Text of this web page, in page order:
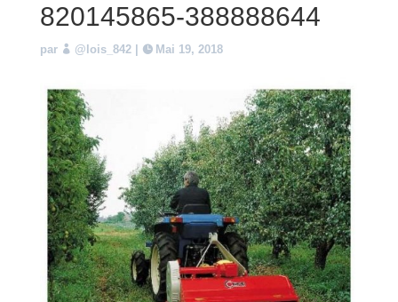
820145865-388888644
par @lois_842| Mai 19, 2018